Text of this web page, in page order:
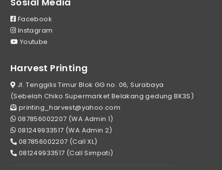
Facebook
Instagram
Youtube
Harvest Printing
Jl. Tenggilis Timur Blok GG no. 06, Surabaya
(Sebelah Chiko Supermarket Belakang gedung BK3S)
printing_harvest@yahoo.com
087856002207 (WA Admin 1)
081249933517 (WA Admin 2)
087856002207 (Call XL)
081249933517 (Call Simpati)